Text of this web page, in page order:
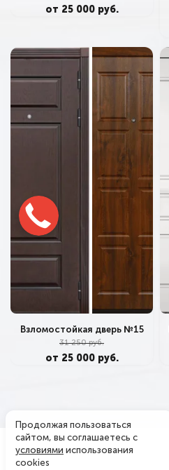
от 25 000 руб.
Взломостойкая дверь №15
31 250 руб.
от 25 000 руб.
Продолжая пользоваться
сайтом, вы соглашаетесь с
условиями использования
cookies